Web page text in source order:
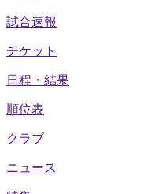
試合速報
チケット
日程・結果
順位表
クラブ
ニュース